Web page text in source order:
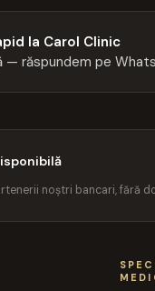
la Carol Clinic
— răspundem pe
noștri bancari, fără